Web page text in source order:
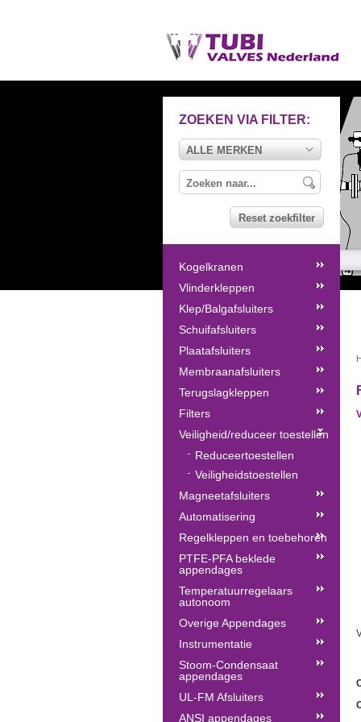
ZOEKEN VIA FILTER:
ALLE MERKEN
Reset zoekfilter
Kogelkranen
Vlinderkleppen
Klep/Balgafsluiters
Schuifafsluiters
Plaatafsluiters
Membraanafsluiters
Terugslagkleppen
Filters
Veiligheid/reduceer toestellen
Reduceertoestellen
Veiligheidstoestellen
Magneetafsluiters
Automatisering
Regelkleppen en toebehoren
PTFE-PFA beklede
appendages
Temperatuurregelaars
autonoom
Overige Appendages
Instrumentatie
Stoom-Condensaat
appendages
UL-FM Afsluiters
ANSI appendages